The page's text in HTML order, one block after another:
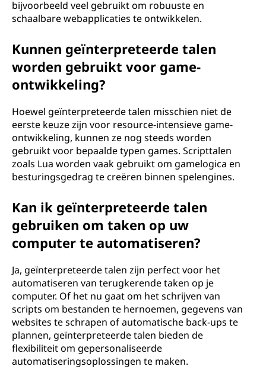
bijvoorbeeld veel gebruikt om robuuste en
schaalbare webapplicaties te ontwikkelen.
Kunnen geïnterpreteerde talen
worden gebruikt voor game-
ontwikkeling?
Hoewel geïnterpreteerde talen misschien niet de
eerste keuze zijn voor resource-intensieve game-
ontwikkeling, kunnen ze nog steeds worden
gebruikt voor bepaalde typen games. Scripttalen
zoals Lua worden vaak gebruikt om gamelogica en
besturingsgedrag te creëren binnen spelengines.
Kan ik geïnterpreteerde talen
gebruiken om taken op uw
computer te automatiseren?
Ja, geïnterpreteerde talen zijn perfect voor het
automatiseren van terugkerende taken op je
computer. Of het nu gaat om het schrijven van
scripts om bestanden te hernoemen, gegevens van
websites te schrapen of automatische back-ups te
plannen, geïnterpreteerde talen bieden de
flexibiliteit om gepersonaliseerde
automatiseringsoplossingen te maken.